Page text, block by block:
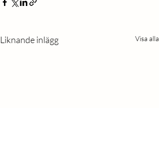
Liknande inlägg Visa alla